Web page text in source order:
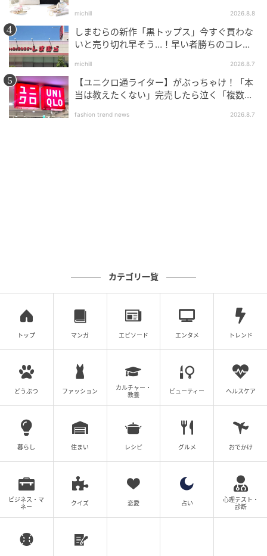
UNIQLO大型セール
えない絶妙なバランス。キャラクターTでも子どもっぽ
くなりすぎず、普段のスタイリングにさりげなく取り
入れやすいのも嬉しいポイントです。
さらに、ウィメンズとキッズの展開があり、大人も子
どもも楽しめるのも魅力。デザインやカラーバリエー
そして、モンチッチUTを含む税込1,980円以上のお買
限定なので、気になる方は早めのチェックがおすすめ
ですよ♪
■UNIQLO モンチッチ UT/リラックスフィット(ウィメ
ンズ) 各1,990円(税込)
michill 2026.8.8
しまむらの新作「黒トップス」今すぐ買わな
いと売り切れ早そう…！早い者勝ちのコレ買
michill 2026.8.7
【ユニクロ通ライター】がぶっちゃけ！「本
当は教えたくない」完売したら泣く「複数買
fashion trend news 2026.8.7
カテゴリ一覧
トップ マンガ エピソード エンタメ トレンド
どうぶつ ファッション
カルチャー・
教養
ビューティー ヘルスケア
暮らし 住まい レシピ グルメ おでかけ
ビジネス・マ
ネー
クイズ 恋愛 占い
心理テスト・
診断